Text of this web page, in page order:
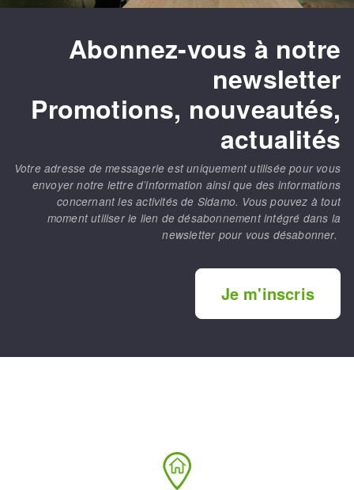
Abonnez-vous à notre
newsletter
Promotions, nouveautés,
actualités
Votre adresse de messagerie est uniquement utilisée pour vous
envoyer notre lettre d’information ainsi que des informations
concernant les activités de Sidamo. Vous pouvez à tout
moment utiliser le lien de désabonnement intégré dans la
newsletter pour vous désabonner.
Je m'inscris